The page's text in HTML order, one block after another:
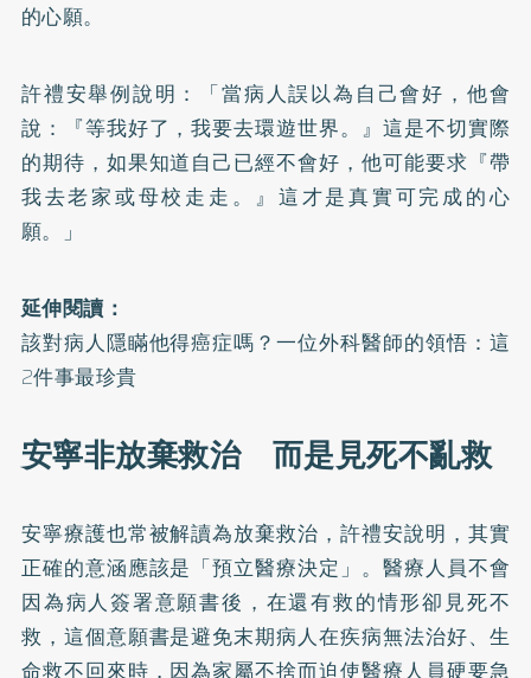
的心願。
許禮安舉例說明：「當病人誤以為自己會好，他會
說：『等我好了，我要去環遊世界。』這是不切實際
的期待，如果知道自己已經不會好，他可能要求『帶
我去老家或母校走走。』這才是真實可完成的心
願。」
延伸閱讀：
該對病人隱瞞他得癌症嗎？一位外科醫師的領悟：這
2件事最珍貴
安寧非放棄救治 而是見死不亂救
安寧療護也常被解讀為放棄救治，許禮安說明，其實
正確的意涵應該是「預立醫療決定」。醫療人員不會
因為病人簽署意願書後，在還有救的情形卻見死不
救，這個意願書是避免末期病人在疾病無法治好、生
命救不回來時，因為家屬不捨而迫使醫療人員硬要急